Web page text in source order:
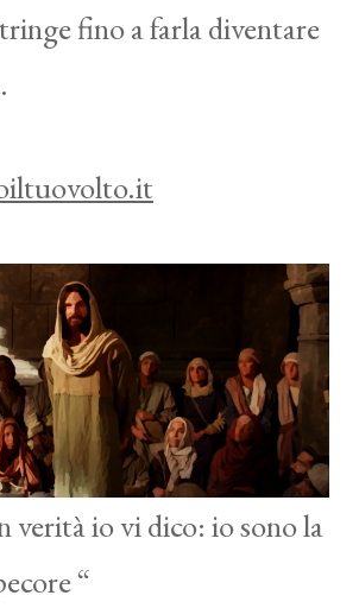
fino a farla diventare
verità io vi dico: io sono la
“